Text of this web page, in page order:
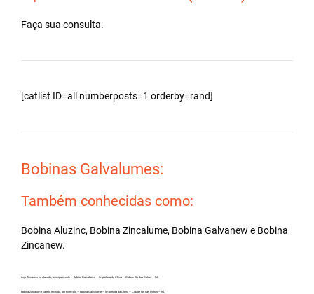
Faça sua consulta.
[catlist ID=all numberposts=1 orderby=rand]
Bobinas Galvalumes:
Também conhecidas como:
Bobina Aluzinc, Bobina Zincalume, Bobina Galvanew e Bobina
Zincanew.
Aço Zincanew no atacado, principalmente – Bobina Galvalume – Importada da China – Cidade Rio das Ostras – RJ.
Bobina Zincalume carreta fechada, por exemplo – Bobina Galvalume – Importada da China – Cidade Rio das Ostras – RJ.